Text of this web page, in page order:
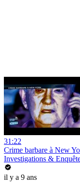
31:22
Crime barbare à New
Investigations &
il y a 9 ans